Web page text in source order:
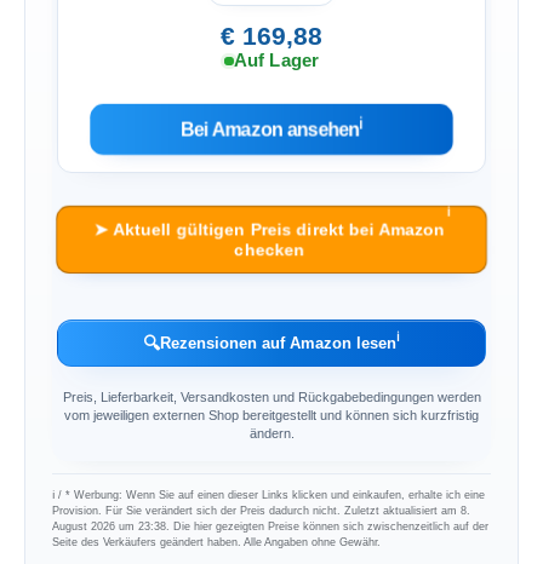
€ 169,88
Auf Lager
Bei Amazon ansehenℹ︎
➤ Aktuell gültigen Preis direkt bei Amazon
checken
ℹ︎
🔍Rezensionen auf Amazon lesenℹ︎
Preis, Lieferbarkeit, Versandkosten und Rückgabebedingungen werden
vom jeweiligen externen Shop bereitgestellt und können sich kurzfristig
ändern.
ℹ︎ / * Werbung: Wenn Sie auf einen dieser Links klicken und einkaufen, erhalte ich eine
Provision. Für Sie verändert sich der Preis dadurch nicht. Zuletzt aktualisiert am 8.
August 2026 um 23:38. Die hier gezeigten Preise können sich zwischenzeitlich auf der
Seite des Verkäufers geändert haben. Alle Angaben ohne Gewähr.